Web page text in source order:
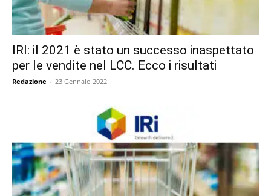
IRI: il 2021 è stato un successo inaspettato
per le vendite nel LCC. Ecco i risultati
Redazione - 23 Gennaio 2022